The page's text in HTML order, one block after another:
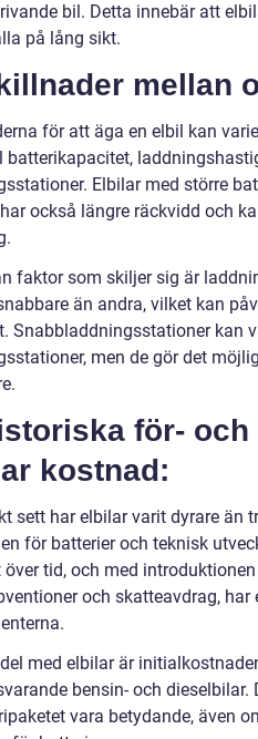
bil. Detta innebär att
på lång sikt.
mellan
för att äga en elbil kan
batterikapacitet,
Elbilar med större
också längre räckvidd och
faktor som skiljer sig är
än andra, vilket kan
Snabbladdningsstationer kan
men de gör det
för-
kostnad:
sett har elbilar varit dyrare än
för batterier och teknisk
tid, och med
och skatteavdrag,
med elbilar är
bensin- och
vara betydande, även